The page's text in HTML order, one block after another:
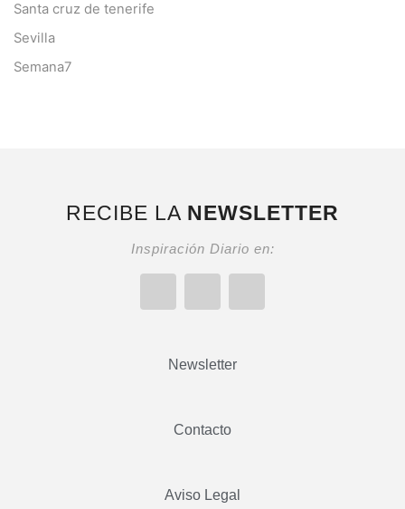
Santa cruz de tenerife
Sevilla
Semana7
RECIBE LA NEWSLETTER
Inspiración Diario en:
Newsletter
Contacto
Aviso Legal